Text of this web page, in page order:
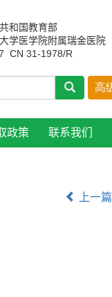
和国教育部
学医学院附属瑞金医院
CN 31-1978/R
政策 联系我们
上一篇